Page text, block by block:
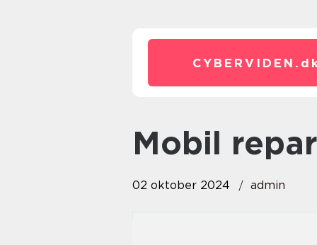
CYBERVIDEN.
mobil
02 oktober 2024 admin